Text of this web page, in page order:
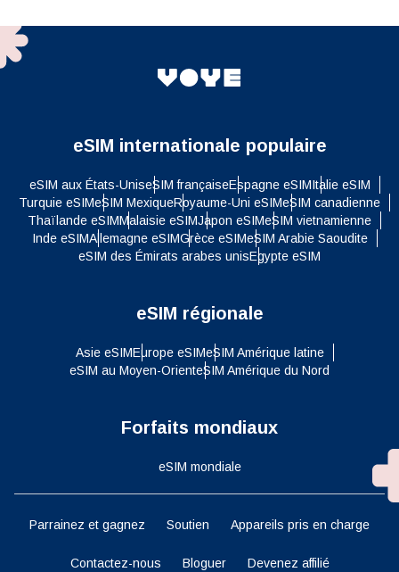
eSIM internationale populaire
eSIM aux États-UniseSIM françaiseEspagne eSIMItalie eSIM
Turquie eSIMeSIM MexiqueRoyaume-Uni eSIMeSIM canadienne
Thaïlande eSIMMalaisie eSIMJapon eSIMeSIM vietnamienne
Inde eSIMAllemagne eSIMGrèce eSIMeSIM Arabie Saoudite
eSIM des Émirats arabes unisEgypte eSIM
eSIM régionale
Asie eSIMEurope eSIMeSIM Amérique latine
eSIM au Moyen-OrienteSIM Amérique du Nord
Forfaits mondiaux
eSIM mondiale
Parrainez et gagnez Soutien Appareils pris en charge
Contactez-nous Bloguer Devenez affilié